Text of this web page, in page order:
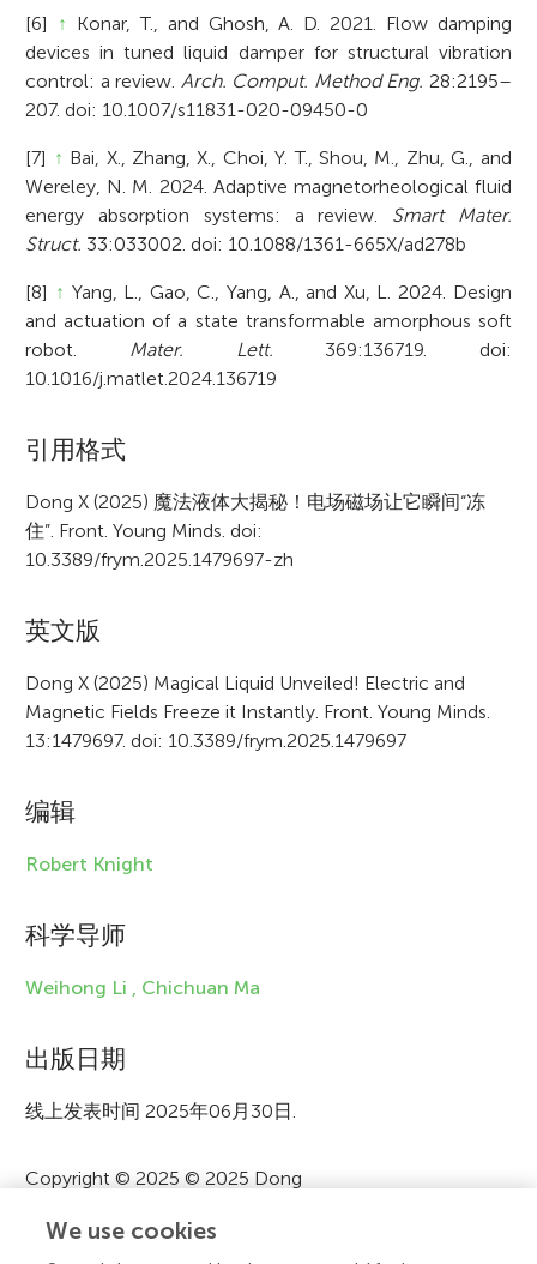
[6] ↑ Konar, T., and Ghosh, A. D. 2021. Flow damping
devices in tuned liquid damper for structural vibration
control: a review. Arch. Comput. Method Eng. 28:2195–
207. doi: 10.1007/s11831-020-09450-0
[7] ↑ Bai, X., Zhang, X., Choi, Y. T., Shou, M., Zhu, G., and
Wereley, N. M. 2024. Adaptive magnetorheological fluid
energy absorption systems: a review. Smart Mater.
Struct. 33:033002. doi: 10.1088/1361-665X/ad278b
[8] ↑ Yang, L., Gao, C., Yang, A., and Xu, L. 2024. Design
and actuation of a state transformable amorphous soft
robot. Mater. Lett. 369:136719. doi:
10.1016/j.matlet.2024.136719
A
r
t
c
l
e
i
n
r
t
i
n
引用格式
Dong X (2025) 魔法液体大揭秘！电场磁场让它瞬间“冻
住”. Front. Young Minds. doi:
10.3389/frym.2025.1479697-zh
英文版
Dong X (2025) Magical Liquid Unveiled! Electric and
Magnetic Fields Freeze it Instantly. Front. Young Minds.
13:1479697. doi: 10.3389/frym.2025.1479697
编辑
Robert Knight
科学导师
Weihong Li , Chichuan Ma
出版日期
线上发表时间 2025年06月30日.
Copyright © 2025 © 2025 Dong
这是一篇在Creative Commons Attribution License
We use cookies